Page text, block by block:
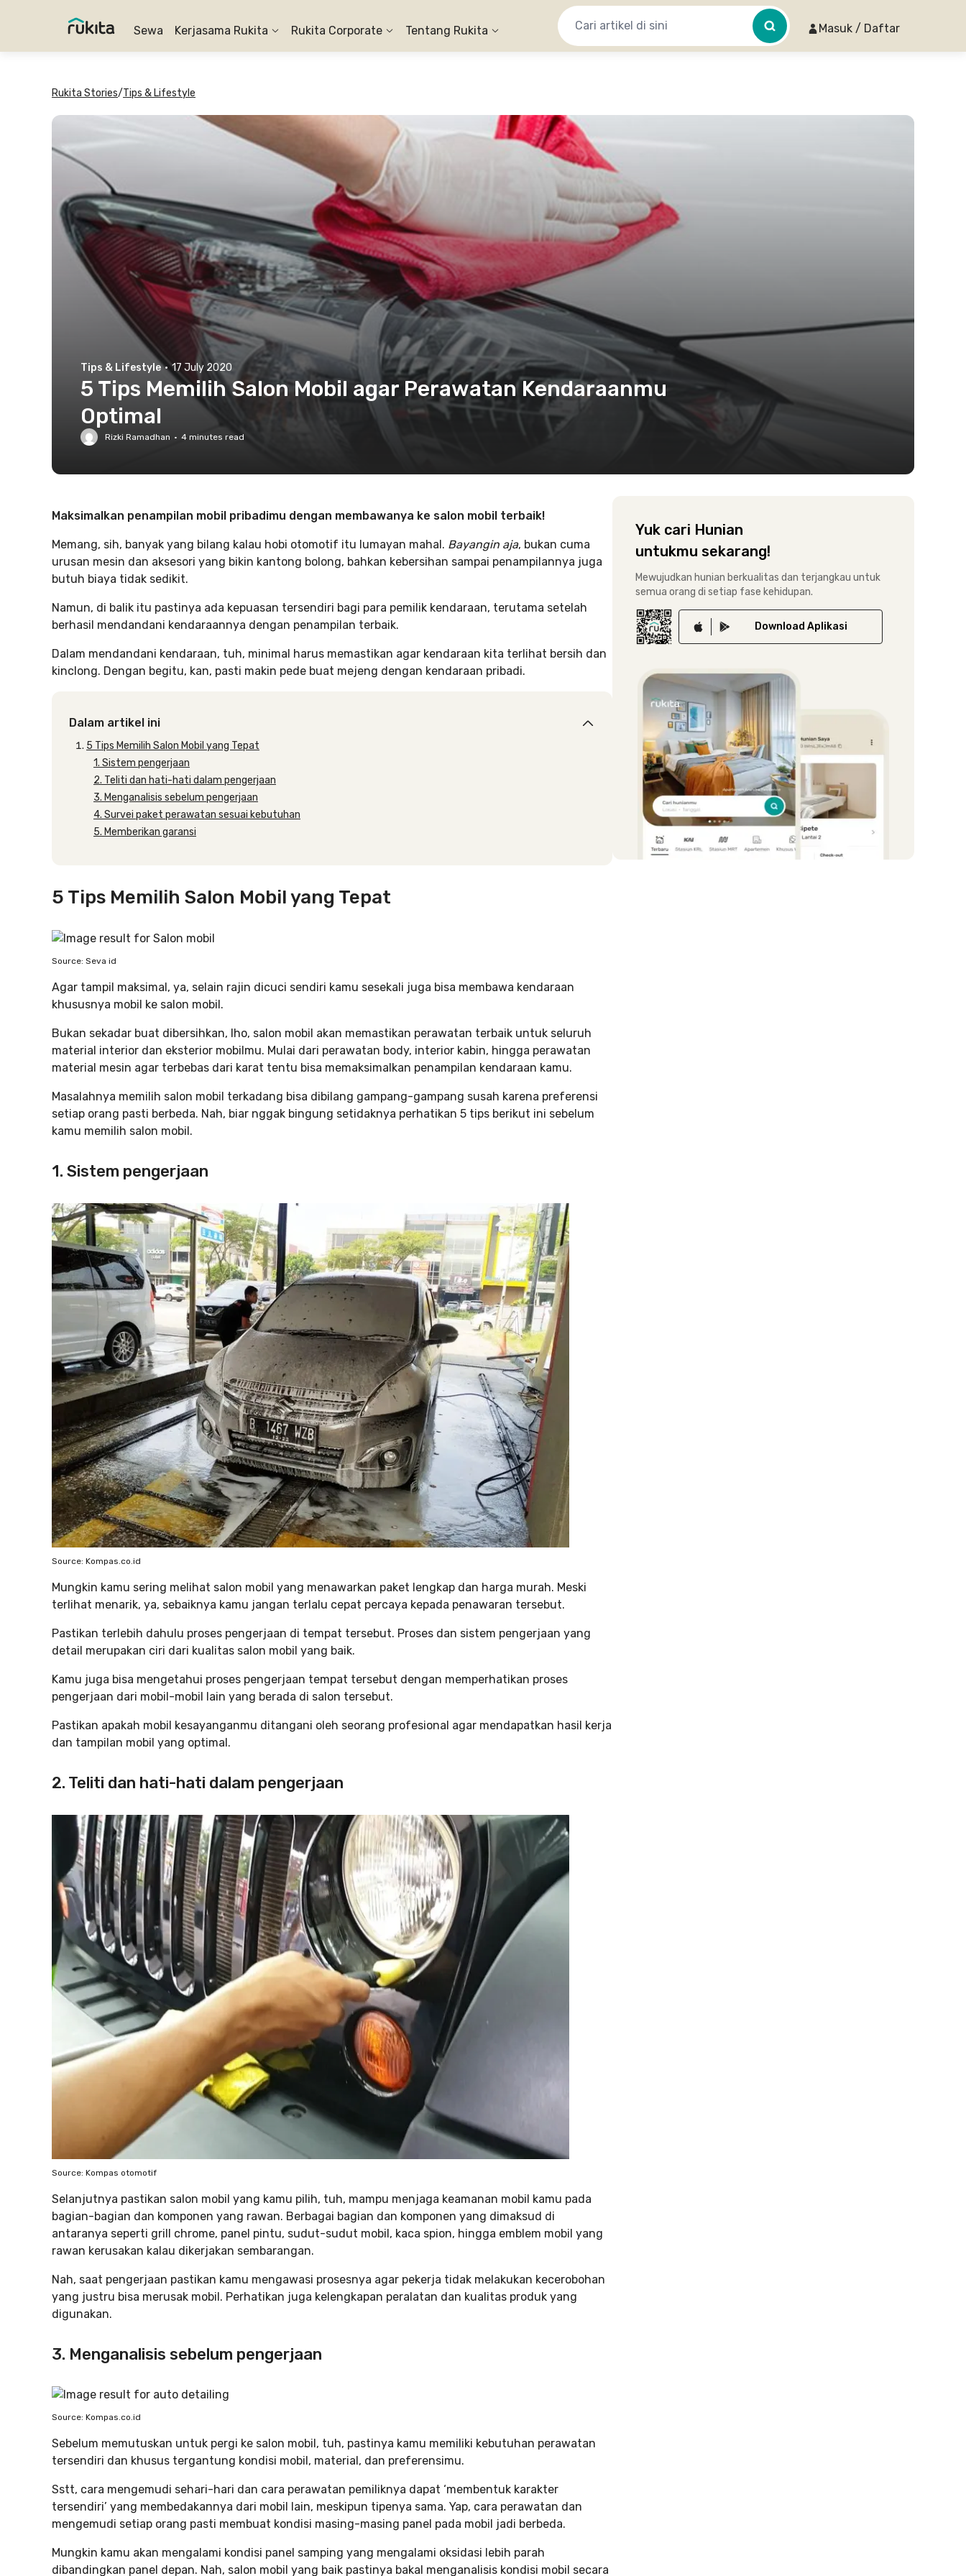
Sewa Kerjasama Rukita Rukita Corporate Tentang Rukita Masuk / Daftar
Rukita Stories/Tips & Lifestyle
Tips & Lifestyle · 17 July 2020
5 Tips Memilih Salon Mobil agar Perawatan Kendaraanmu
Optimal
Rizki Ramadhan · 4 minutes read
Maksimalkan penampilan mobil pribadimu dengan membawanya ke salon mobil terbaik!
Memang, sih, banyak yang bilang kalau hobi otomotif itu lumayan mahal. Bayangin aja, bukan cuma
urusan mesin dan aksesori yang bikin kantong bolong, bahkan kebersihan sampai penampilannya juga
butuh biaya tidak sedikit.
Namun, di balik itu pastinya ada kepuasan tersendiri bagi para pemilik kendaraan, terutama setelah
berhasil mendandani kendaraannya dengan penampilan terbaik.
Dalam mendandani kendaraan, tuh, minimal harus memastikan agar kendaraan kita terlihat bersih dan
kinclong. Dengan begitu, kan, pasti makin pede buat mejeng dengan kendaraan pribadi.
Dalam artikel ini
5 Tips Memilih Salon Mobil yang Tepat
1. Sistem pengerjaan
2. Teliti dan hati-hati dalam pengerjaan
3. Menganalisis sebelum pengerjaan
4. Survei paket perawatan sesuai kebutuhan
5. Memberikan garansi
5 Tips Memilih Salon Mobil yang Tepat
Source: Seva id
Agar tampil maksimal, ya, selain rajin dicuci sendiri kamu sesekali juga bisa membawa kendaraan
khususnya mobil ke salon mobil.
Bukan sekadar buat dibersihkan, lho, salon mobil akan memastikan perawatan terbaik untuk seluruh
material interior dan eksterior mobilmu. Mulai dari perawatan body, interior kabin, hingga perawatan
material mesin agar terbebas dari karat tentu bisa memaksimalkan penampilan kendaraan kamu.
Masalahnya memilih salon mobil terkadang bisa dibilang gampang-gampang susah karena preferensi
setiap orang pasti berbeda. Nah, biar nggak bingung setidaknya perhatikan 5 tips berikut ini sebelum
kamu memilih salon mobil.
1. Sistem pengerjaan
Source: Kompas.co.id
Mungkin kamu sering melihat salon mobil yang menawarkan paket lengkap dan harga murah. Meski
terlihat menarik, ya, sebaiknya kamu jangan terlalu cepat percaya kepada penawaran tersebut.
Pastikan terlebih dahulu proses pengerjaan di tempat tersebut. Proses dan sistem pengerjaan yang
detail merupakan ciri dari kualitas salon mobil yang baik.
Kamu juga bisa mengetahui proses pengerjaan tempat tersebut dengan memperhatikan proses
pengerjaan dari mobil-mobil lain yang berada di salon tersebut.
Pastikan apakah mobil kesayanganmu ditangani oleh seorang profesional agar mendapatkan hasil kerja
dan tampilan mobil yang optimal.
2. Teliti dan hati-hati dalam pengerjaan
Source: Kompas otomotif
Selanjutnya pastikan salon mobil yang kamu pilih, tuh, mampu menjaga keamanan mobil kamu pada
bagian-bagian dan komponen yang rawan. Berbagai bagian dan komponen yang dimaksud di
antaranya seperti grill chrome, panel pintu, sudut-sudut mobil, kaca spion, hingga emblem mobil yang
rawan kerusakan kalau dikerjakan sembarangan.
Nah, saat pengerjaan pastikan kamu mengawasi prosesnya agar pekerja tidak melakukan kecerobohan
yang justru bisa merusak mobil. Perhatikan juga kelengkapan peralatan dan kualitas produk yang
digunakan.
3. Menganalisis sebelum pengerjaan
Source: Kompas.co.id
Sebelum memutuskan untuk pergi ke salon mobil, tuh, pastinya kamu memiliki kebutuhan perawatan
tersendiri dan khusus tergantung kondisi mobil, material, dan preferensimu.
Sstt, cara mengemudi sehari-hari dan cara perawatan pemiliknya dapat ‘membentuk karakter
tersendiri’ yang membedakannya dari mobil lain, meskipun tipenya sama. Yap, cara perawatan dan
mengemudi setiap orang pasti membuat kondisi masing-masing panel pada mobil jadi berbeda.
Mungkin kamu akan mengalami kondisi panel samping yang mengalami oksidasi lebih parah
dibandingkan panel depan. Nah, salon mobil yang baik pastinya bakal menganalisis kondisi mobil secara
Yuk cari Hunian
untukmu sekarang!
Mewujudkan hunian berkualitas dan terjangkau untuk
semua orang di setiap fase kehidupan.
Download Aplikasi